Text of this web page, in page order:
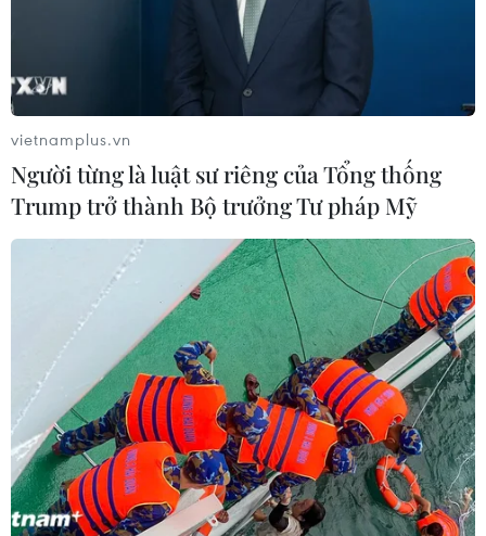
Ba yếu tố cản trở tiến trình cân bằng liên
minh Mỹ-Philippines
05/05/2020 02:33
Có 3 yếu tố có thể khiến quá trình tái cân bằng này đi
chệch hướng gồm dịch COVID-19, bối cảnh chính trị của
vietnamplus.vn
Người từng là luật sư riêng của Tổng thống
Trump trở thành Bộ trưởng Tư pháp Mỹ